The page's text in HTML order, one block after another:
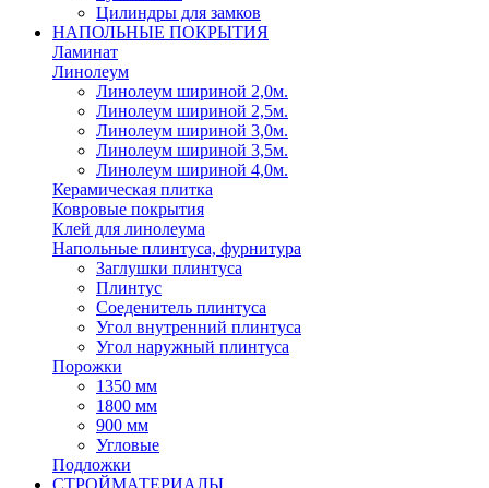
Цилиндры для замков
НАПОЛЬНЫЕ ПОКРЫТИЯ
Ламинат
Линолеум
Линолеум шириной 2,0м.
Линолеум шириной 2,5м.
Линолеум шириной 3,0м.
Линолеум шириной 3,5м.
Линолеум шириной 4,0м.
Керамическая плитка
Ковровые покрытия
Клей для линолеума
Напольные плинтуса, фурнитура
Заглушки плинтуса
Плинтус
Соеденитель плинтуса
Угол внутренний плинтуса
Угол наружный плинтуса
Порожки
1350 мм
1800 мм
900 мм
Угловые
Подложки
СТРОЙМАТЕРИАЛЫ